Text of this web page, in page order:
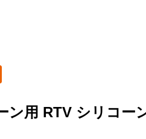
ン用 RTV シリコー